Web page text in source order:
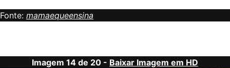
Fonte: mamaequeensina
Imagem 14 de 20 - Baixar Imagem em HD